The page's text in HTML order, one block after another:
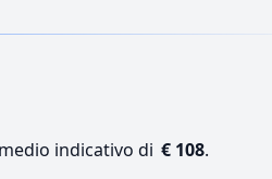
indicativo di € 108.